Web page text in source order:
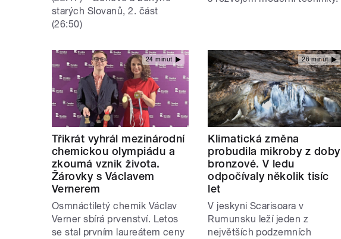
starých Slovanů, 2. část
(26:50)
24 minut
Třikrát vyhrál mezinárodní
chemickou olympiádu a
zkoumá vznik života.
Žárovky s Václavem
Vernerem
Osmnáctiletý chemik Václav
Verner sbírá prvenství. Letos
se stal prvním laureátem ceny
26 minut
Klimatická změna
probudila mikroby z doby
bronzové. V ledu
odpočívaly několik tisíc
let
V jeskyni Scarisoara v
Rumunsku leží jeden z
největších podzemních